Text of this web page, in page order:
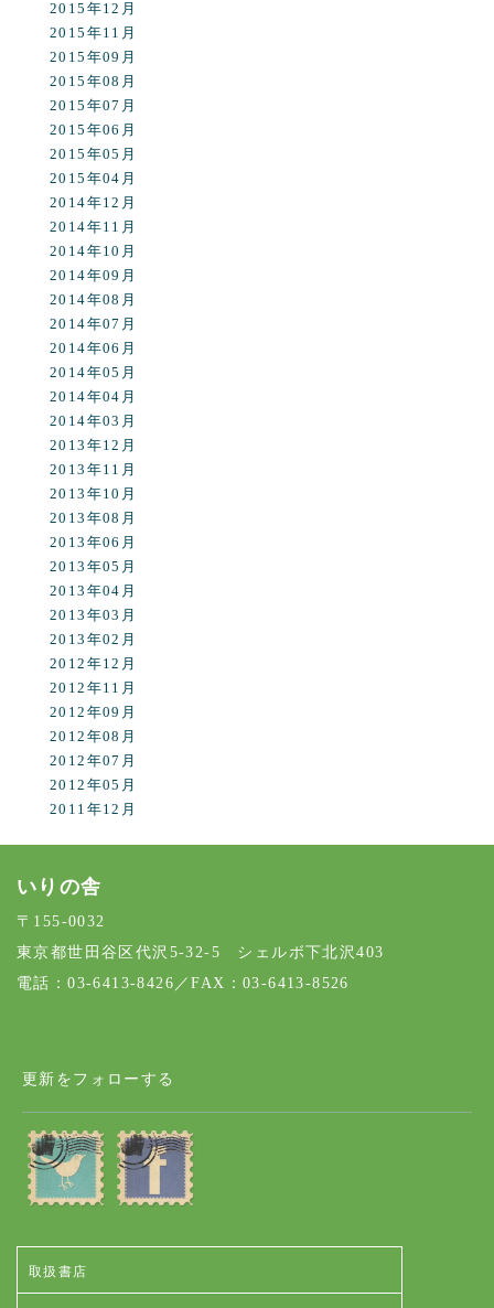
2015年12月
2015年11月
2015年09月
2015年08月
2015年07月
2015年06月
2015年05月
2015年04月
2014年12月
2014年11月
2014年10月
2014年09月
2014年08月
2014年07月
2014年06月
2014年05月
2014年04月
2014年03月
2013年12月
2013年11月
2013年10月
2013年08月
2013年06月
2013年05月
2013年04月
2013年03月
2013年02月
2012年12月
2012年11月
2012年09月
2012年08月
2012年07月
2012年05月
2011年12月
いりの舎
〒155-0032
東京都世田谷区代沢5-32-5 シェルボ下北沢403
電話：03-6413-8426／FAX：03-6413-8526
更新をフォローする
取扱書店